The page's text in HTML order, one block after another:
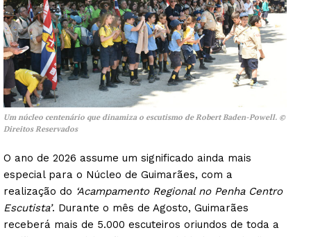
Um núcleo centenário que dinamiza o escutismo de Robert Baden-Powell. ©
Direitos Reservados
O ano de 2026 assume um significado ainda mais
especial para o Núcleo de Guimarães, com a
realização do ‘Acampamento Regional no Penha Centro
Escutista’. Durante o mês de Agosto, Guimarães
receberá mais de 5.000 escuteiros oriundos de toda a